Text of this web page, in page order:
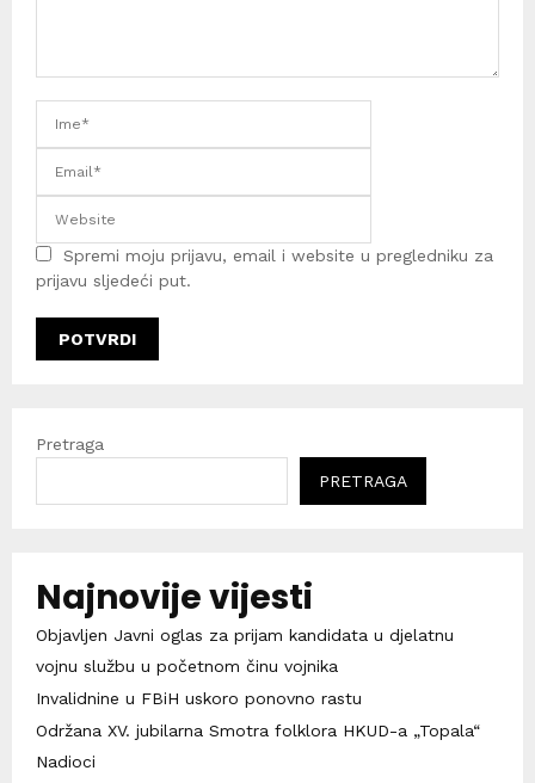
Spremi moju prijavu, email i website u pregledniku za
prijavu sljedeći put.
Pretraga
PRETRAGA
Najnovije vijesti
Objavljen Javni oglas za prijam kandidata u djelatnu
vojnu službu u početnom činu vojnika
Invalidnine u FBiH uskoro ponovno rastu
Održana XV. jubilarna Smotra folklora HKUD-a „Topala“
Nadioci